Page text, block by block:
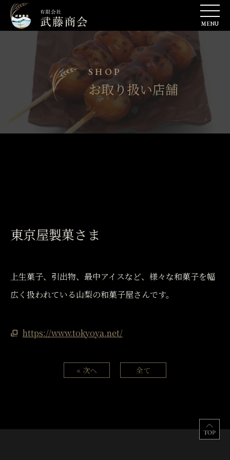
SHOP
お取り扱い店舗
東京屋製菓さま
上生菓子、引出物、最中アイスなど、様々な和菓子を幅
広く扱われている山梨の和菓子屋さんです。
https://www.tokyoya.net/
« 次へ 全て